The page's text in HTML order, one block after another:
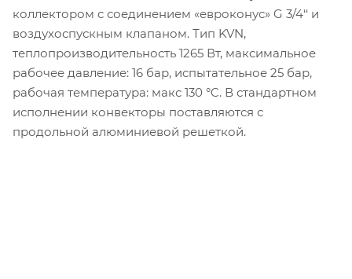
коллектором с соединением «евроконус» G 3/4‘‘ и
воздухоспускным клапаном. Тип KVN,
теплопроизводительность 1265 Вт, максимальное
рабочее давление: 16 бар, испытательное 25 бар,
рабочая температура: макс 130 °C. В стандартном
исполнении конвекторы поставляются с
продольной алюминиевой решеткой.